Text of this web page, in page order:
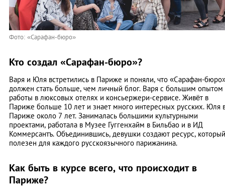
Фото: «Сарафан-бюро»
Кто создал «Сарафан-бюро»?
Варя и Юля встретились в Париже и поняли, что «Сарафан-
должен стать больше, чем личный блог. Варя с большим опытом
работы в люксовых отелях и консьержери-сервисе. Живёт в
Париже больше 10 лет и знает много интересных русских. Юля
Париже около 7 лет. Занималась большими культурными
проектами, работала в Музее Гуггенхайм в Бильбао и в ИД
Коммерсантъ. Объединившись, девушки создают ресурс, который
полезен для каждого русскоязычного парижанина.
Как быть в курсе всего, что происходит в
Париже?